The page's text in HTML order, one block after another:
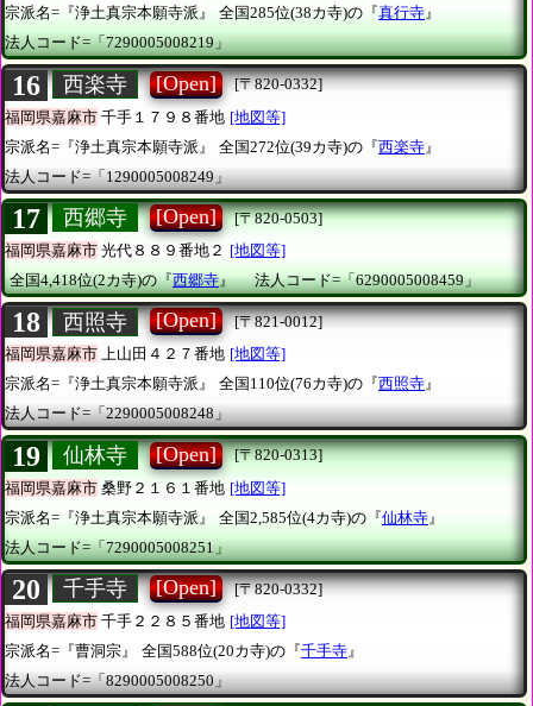
宗派名=『浄土真宗本願寺派』
全国285位(38カ寺)の『真行寺』
法人コード=「7290005008219」
16 西楽寺 [Open]
[〒820-0332]
福岡県嘉麻市 千手１７９８番地 [地図等]
宗派名=『浄土真宗本願寺派』
全国272位(39カ寺)の『西楽寺 』
法人コード=「1290005008249」
17 西郷寺 [Open]
[〒820-0503]
福岡県嘉麻市 光代８８９番地２ [地図等]
全国4,418位(2カ寺)の『西郷寺』 法人コード=「6290005008459」
18 西照寺 [Open]
[〒821-0012]
福岡県嘉麻市 上山田４２７番地 [地図等]
宗派名=『浄土真宗本願寺派』
全国110位(76カ寺)の『西照寺』
法人コード=「2290005008248」
19 仙林寺 [Open]
[〒820-0313]
福岡県嘉麻市 桑野２１６１番地 [地図等]
宗派名=『浄土真宗本願寺派』
全国2,585位(4カ寺)の『仙林寺 』
法人コード=「7290005008251」
20 千手寺 [Open]
[〒820-0332]
福岡県嘉麻市 千手２２８５番地 [地図等]
宗派名=『曹洞宗』
全国588位(20カ寺)の『千手寺 』
法人コード=「8290005008250」